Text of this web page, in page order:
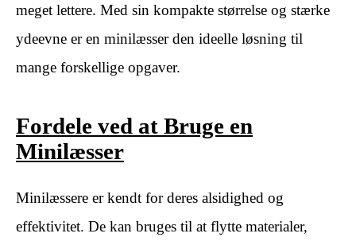
meget lettere. Med sin kompakte størrelse og stærke
ydeevne er en minilæsser den ideelle løsning til
mange forskellige opgaver.
Fordele ved at Bruge en
Minilæsser
Minilæssere er kendt for deres alsidighed og
effektivitet. De kan bruges til at flytte materialer,